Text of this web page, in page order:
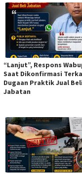
“Lanjut”, Respons
Saat Dikonfirmasi
Dugaan Praktik Jual Beli
Jabatan